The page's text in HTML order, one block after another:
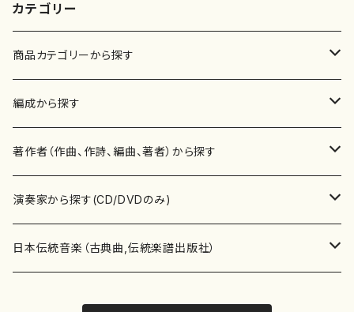
カテゴリー
商品カテゴリーから探す
楽譜
書籍
書籍
テキストブック
CD・DVD
チケット
編成から探す
邦楽器
箏・琴（ソロ）
箏・琴（合奏）
合唱
混声合唱
歌・声
著作者（作曲、作詩、編曲、著者）から探す
あ行
青木省三(アオキ ショウゾウ)
か行
演奏家から探す(CD/DVDのみ)
邦楽（箏、三味線、尺八等）演奏家
日本伝統音楽（古典曲,伝統楽譜出版社）